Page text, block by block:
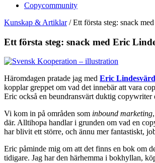
Copycommunity
Kunskap & Artiklar/Ett första steg: snack
Ett första steg: snack med Eric
Häromdagen pratade jag med Eric Lindesvärd
kopplar greppet om vad det innebär att vara
Eric också en beundransvärt duktig
Vi kom in på områden som inbound marketing
där. Alltihopa handlar i grunden om vad en
har blivit ett större, och ännu mer fantastiskt,
Eric påminde mig om att det finns en bok om
tidigare. Jag har den härhemma i bokhyllan,